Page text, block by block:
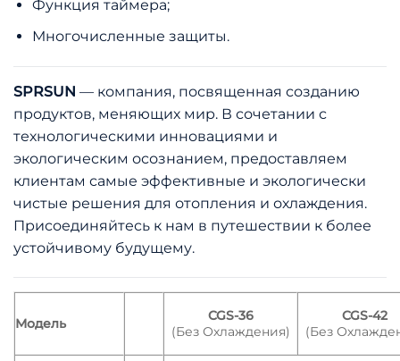
Функция таймера;
Многочисленные защиты.
SPRSUN — компания, посвященная созданию
продуктов, меняющих мир. В сочетании с
технологическими инновациями и
экологическим осознанием, предоставляем
клиентам самые эффективные и экологически
чистые решения для отопления и охлаждения.
Присоединяйтесь к нам в путешествии к более
устойчивому будущему.
Модель
CGS-36
(Без Охлаждения)
CGS-42
(Без